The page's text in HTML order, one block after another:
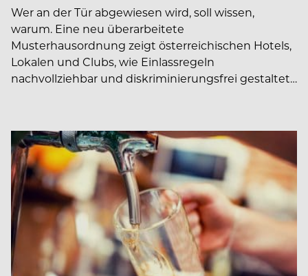
Wer an der Tür abgewiesen wird, soll wissen,
warum. Eine neu überarbeitete
Musterhausordnung zeigt österreichischen Hotels,
Lokalen und Clubs, wie Einlassregeln
nachvollziehbar und diskriminierungsfrei gestaltet…